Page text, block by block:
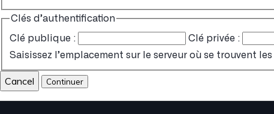
Clés d’authentification
Clé publique :
Clé privée :
Saisissez l’emplacement sur le serveur où se trouvent
Cancel